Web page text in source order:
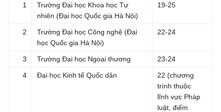
1
Trường Đại học Khoa học Tự
nhiên (Đại học Quốc gia Hà Nội)
19-25
2 TrườngĐại học Công nghệ (Đại
học Quốc gia Hà Nội)
22-24
3 Trường Đại học Ngoại thương 23-24
4 Đại học Kinh tế Quốc dân
22 (chương
trình thuộc
lĩnh vực Pháp
luật, điểm